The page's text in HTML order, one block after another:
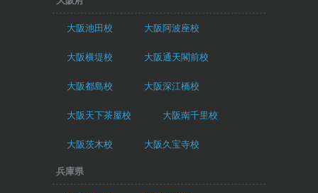
大阪池田校 大阪阿波座校
大阪横堤校 大阪通天閣前校
大阪都島校 大阪深江橋校
大阪天下茶屋校 大阪南千里校
大阪茨木校 大阪久宝寺校
兵庫県